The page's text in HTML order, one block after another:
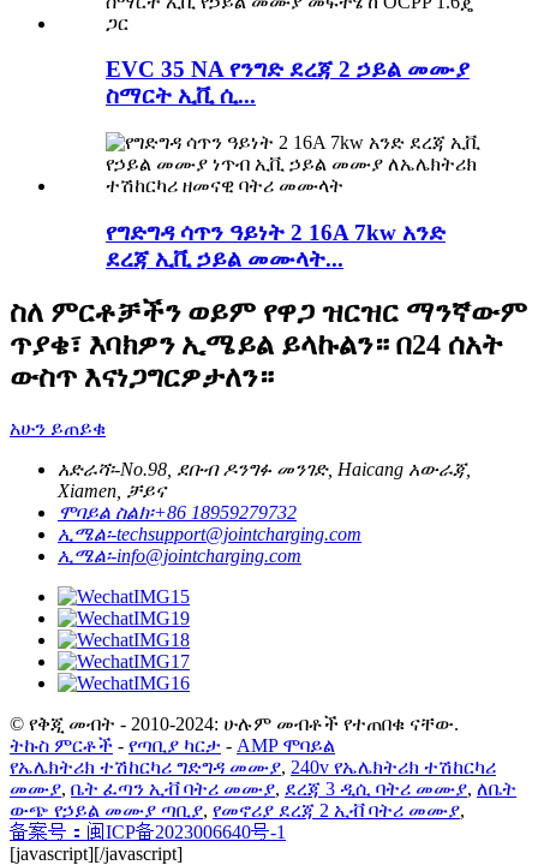
EVC 35 NA የንግድ ደረጃ 2 ኃይል መሙያ
ስማርት ኢቪ ሲ...
የግድግዳ ሳጥን ዓይነት 2 16A 7kw አንድ
ደረጃ ኢቪ ኃይል መሙላት...
ስለ ምርቶቻችን ወይም የዋጋ ዝርዝር ማንኛውም
ጥያቄ፣ እባክዎን ኢሜይል ይላኩልን። በ24 ሰአት
ውስጥ እናነጋግርዎታለን።
አሁን ይጠይቁ
አድራሻ፡-No.98, ደቡብ ዶንግፉ መንገድ, Haicang አውራጃ,
Xiamen, ቻይና
ሞባይል ስልክ፡+86 18959279732
ኢሜል፡-techsupport@jointcharging.com
ኢሜል፡-info@jointcharging.com
© የቅጂ መብት - 2010-2024: ሁሉም መብቶች የተጠበቁ ናቸው.
ትኩስ ምርቶች - የጣቢያ ካርታ - AMP ሞባይል
የኤሌክትሪክ ተሽከርካሪ ግድግዳ መሙያ, 240v የኤሌክትሪክ ተሽከርካሪ
መሙያ, ቤት ፈጣን ኢቭ ባትሪ መሙያ, ደረጃ 3 ዲሲ ባትሪ መሙያ, ለቤት
ውጭ የኃይል መሙያ ጣቢያ, የመኖሪያ ደረጃ 2 ኢቭ ባትሪ መሙያ,
备案号：闽ICP备2023006640号-1
[javascript][/javascript]